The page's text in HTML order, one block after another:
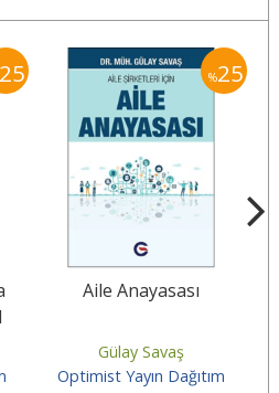
%25
Aile Anayasası
Gülay Savaş
Optimist Yayın Dağıtım